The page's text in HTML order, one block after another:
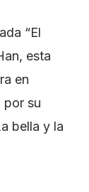
“El
esta
en
por su
bella y la